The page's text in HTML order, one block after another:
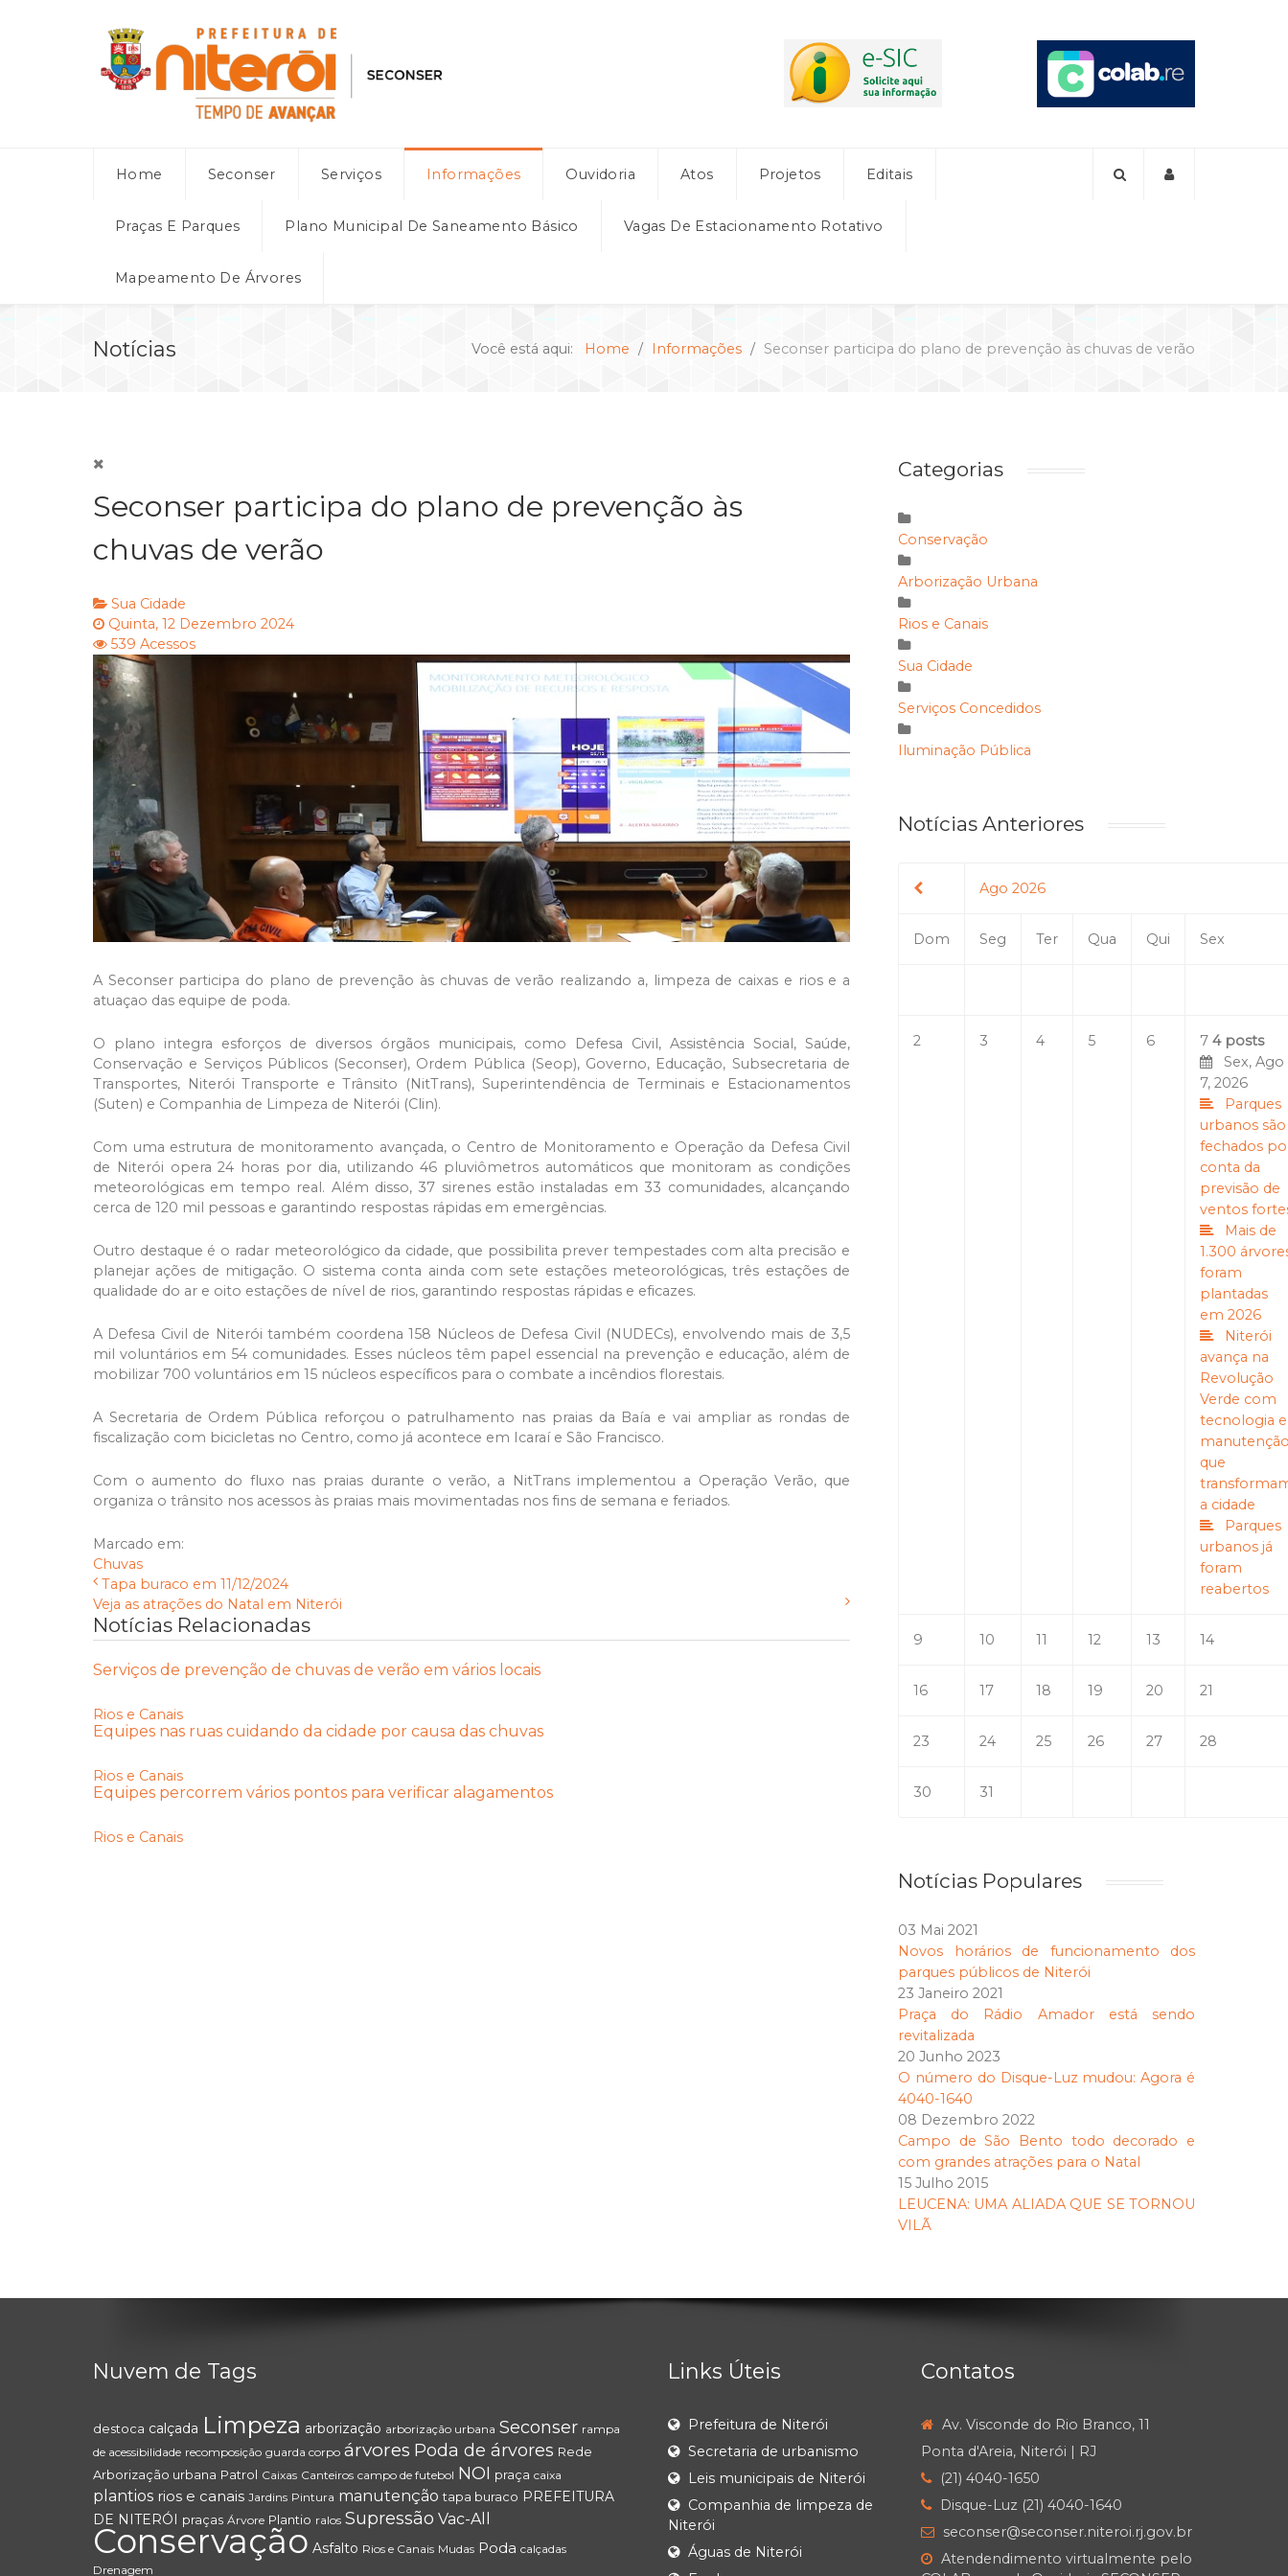
Home Seconser Serviços Informações Ouvidoria Atos Projetos Editais
Praças E Parques Plano Municipal De Saneamento Básico Vagas De Estacionamento Rotativo
Mapeamento De Árvores
Notícias Você está aqui: Home Informações Seconser participa do plano de prevenção às chuvas de verão
Seconser participa do plano de prevenção às
chuvas de verão
Sua Cidade
Quinta, 12 Dezembro 2024
539 Acessos
A Seconser participa do plano de prevenção às chuvas de verão realizando a, limpeza de caixas e rios e a
atuaçao das equipe de poda.
O plano integra esforços de diversos órgãos municipais, como Defesa Civil, Assistência Social, Saúde,
Conservação e Serviços Públicos (Seconser), Ordem Pública (Seop), Governo, Educação, Subsecretaria de
Transportes, Niterói Transporte e Trânsito (NitTrans), Superintendência de Terminais e Estacionamentos
(Suten) e Companhia de Limpeza de Niterói (Clin).
Com uma estrutura de monitoramento avançada, o Centro de Monitoramento e Operação da Defesa Civil
de Niterói opera 24 horas por dia, utilizando 46 pluviômetros automáticos que monitoram as condições
meteorológicas em tempo real. Além disso, 37 sirenes estão instaladas em 33 comunidades, alcançando
cerca de 120 mil pessoas e garantindo respostas rápidas em emergências.
Outro destaque é o radar meteorológico da cidade, que possibilita prever tempestades com alta precisão e
planejar ações de mitigação. O sistema conta ainda com sete estações meteorológicas, três estações de
qualidade do ar e oito estações de nível de rios, garantindo respostas rápidas e eficazes.
A Defesa Civil de Niterói também coordena 158 Núcleos de Defesa Civil (NUDECs), envolvendo mais de 3,5
mil voluntários em 54 comunidades. Esses núcleos têm papel essencial na prevenção e educação, além de
mobilizar 700 voluntários em 15 núcleos específicos para o combate a incêndios florestais.
A Secretaria de Ordem Pública reforçou o patrulhamento nas praias da Baía e vai ampliar as rondas de
fiscalização com bicicletas no Centro, como já acontece em Icaraí e São Francisco.
Com o aumento do fluxo nas praias durante o verão, a NitTrans implementou a Operação Verão, que
organiza o trânsito nos acessos às praias mais movimentadas nos fins de semana e feriados.
Marcado em:
Chuvas
Tapa buraco em 11/12/2024
Veja as atrações do Natal em Niterói
Notícias Relacionadas
Serviços de prevenção de chuvas de verão em vários locais
Rios e Canais
Equipes nas ruas cuidando da cidade por causa das chuvas
Rios e Canais
Equipes percorrem vários pontos para verificar alagamentos
Rios e Canais
Categorias
Conservação
Arborização Urbana
Rios e Canais
Sua Cidade
Serviços Concedidos
Iluminação Pública
Notícias Anteriores
Ago 2026
Dom Seg Ter Qua Qui Sex
2 3 4 5 6 7 4 posts
Sex, Ago
7, 2026
Parques
urbanos são
fechados
conta da
previsão de
ventos
Mais de
1.300
foram
plantadas
em 2026
Niterói
avança na
Revolução
Verde com
tecnologia e
que
a cidade
Parques
urbanos já
foram
reabertos
9 10 11 12 13 14
16 17 18 19 20 21
23 24 25 26 27 28
30 31
Notícias Populares
03 Mai 2021
Novos horários de funcionamento dos
parques públicos de Niterói
23 Janeiro 2021
Praça do Rádio Amador está sendo
revitalizada
20 Junho 2023
O número do Disque-Luz mudou: Agora é
4040-1640
08 Dezembro 2022
Campo de São Bento todo decorado e
com grandes atrações para o Natal
15 Julho 2015
LEUCENA: UMA ALIADA QUE SE TORNOU
VILÃ
Nuvem de Tags
destoca calçada Limpeza arborização arborização urbana Seconser rampa
de acessibilidade recomposição guarda corpo árvores Poda de árvores Rede
Arborização urbana Patrol Caixas Canteiros campo de futebol NOI praça caixa
plantios rios e canais Jardins Pintura manutenção tapa buraco PREFEITURA
DE NITERÓI praças Árvore Plantio ralos Supressão Vac-All
Conservação Asfalto Rios e Canais Mudas Poda calçadas
Drenagem
Links Úteis
Prefeitura de Niterói
Secretaria de urbanismo
Leis municipais de Niterói
Companhia de limpeza de
Niterói
Águas de Niterói
Contatos
Av. Visconde do Rio Branco, 11
Ponta d'Areia, Niterói | RJ
(21) 4040-1650
Disque-Luz (21) 4040-1640
seconser@seconser.niteroi.rj.gov.br
Atendendimento virtualmente pelo